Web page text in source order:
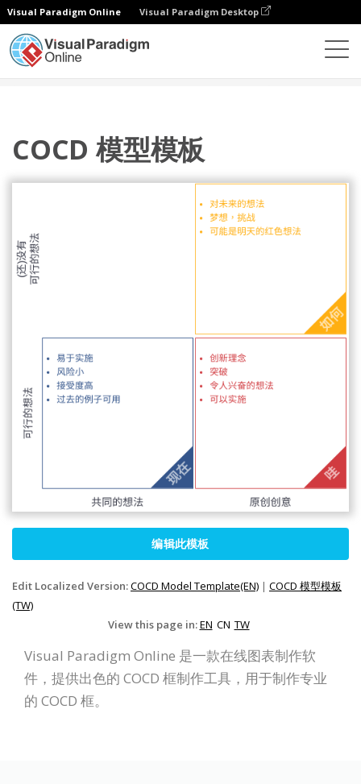
Visual Paradigm Online Visual Paradigm Desktop
COCD 模型模板
编辑此模板
Edit Localized Version:COCD Model Template(EN) | COCD 模型模板
(TW)
View this page in:EN CN TW
Visual Paradigm Online 是一款在线图表制作软
件，提供出色的 COCD 框制作工具，用于制作专业
的 COCD 框。